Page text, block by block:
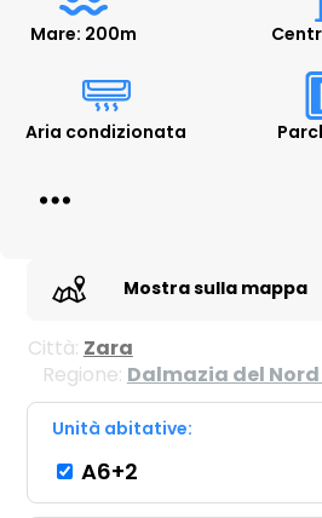
Mare: 200m
Aria condizionata
Mostra sulla mappa
Città: Zara
Regione: Dalmazia del
Unità abitative:
A6+2